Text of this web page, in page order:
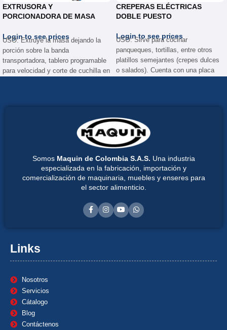
EXTRUSORA Y
PORCIONADORA DE MASA
Login to see prices
USO: Extruye la masa dejando la
porción sobre la banda
transportadora, tablero programable
para velocidad y corte de cuchilla en
CREPERAS ELÉCTRICAS
DOBLE PUESTO
Login to see prices
USO: Sirve para cocinar
panqueques, tortillas, entre otros
platillos semejantes (crepes dulces
o salados). Cuenta con una placa
Somos Maquin de Colombia S.A.S. Una industria
especializada en la fabricación, importación y
comercialización de maquinaria, muebles y enseres para
el sector alimenticio.
Links
Nosotros
Servicios
Cátalogo
Blog
Contáctenos